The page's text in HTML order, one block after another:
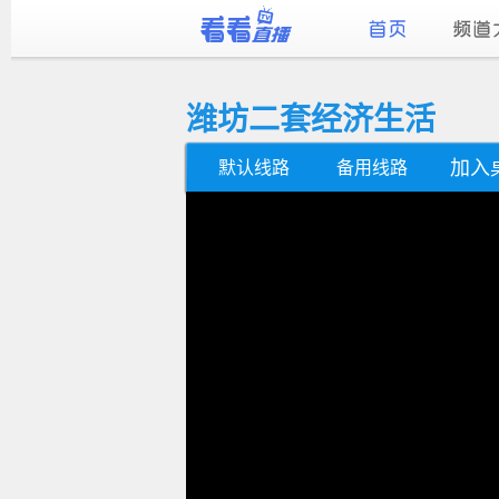
潍坊二套经济生活
默认线路 备用线路 加入